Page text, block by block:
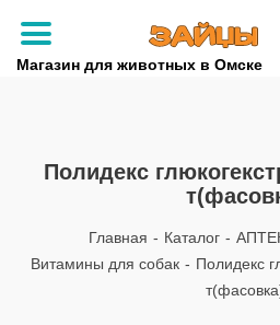
Магазин для животных в Омске
+7
+7
Полидекс
Главная - Каталог -
Витамины для собак - Полидекс